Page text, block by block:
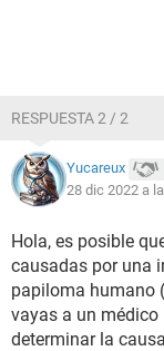
RESPUESTA 2 / 2
Yucareux
28 dic 2022 a
Hola, es posible
causadas por una
papiloma humano
vayas a un
determinar la